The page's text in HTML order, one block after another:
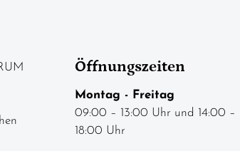
Öffnungszeiten
Montag - Freitag
09:00 – 13:00 Uhr und 14:00 –
18:00 Uhr